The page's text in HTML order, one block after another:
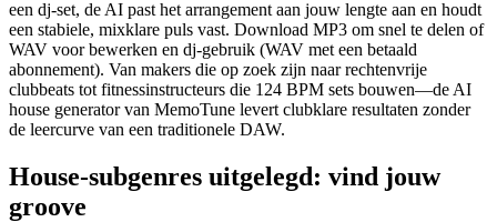
een dj-set, de AI past het arrangement aan jouw lengte aan en houdt
een stabiele, mixklare puls vast. Download MP3 om snel te delen of
WAV voor bewerken en dj-gebruik (WAV met een betaald
abonnement). Van makers die op zoek zijn naar rechtenvrije
clubbeats tot fitnessinstructeurs die 124 BPM sets bouwen—de AI
house generator van MemoTune levert clubklare resultaten zonder
de leercurve van een traditionele DAW.
House-subgenres uitgelegd: vind jouw
groove